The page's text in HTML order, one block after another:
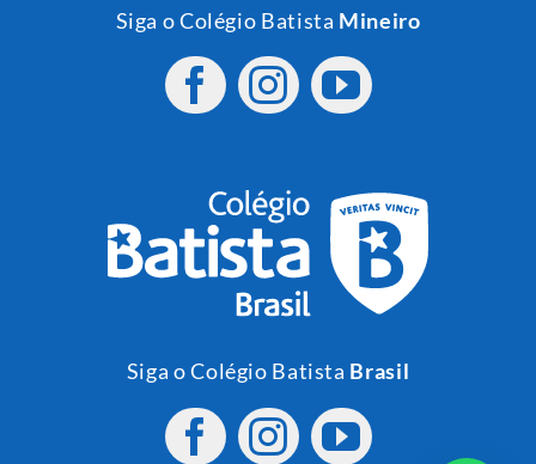
Siga o Colégio Batista Mineiro
Siga o Colégio Batista Brasil